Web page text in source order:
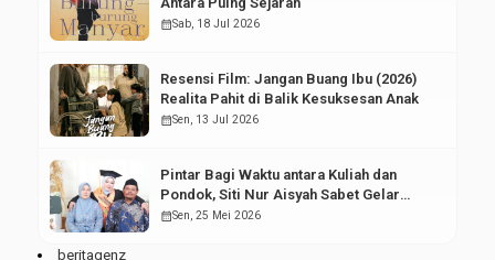
calendar_monthSab, 18 Jul 2026
Resensi Film: Jangan Buang Ibu (2026)
Realita Pahit di Balik Kesuksesan Anak
calendar_monthSen, 13 Jul 2026
Pintar Bagi Waktu antara Kuliah dan
Pondok, Siti Nur Aisyah Sabet Gelar
Wisudawan Terbaik
calendar_monthSen, 25 Mei 2026
beritagenz